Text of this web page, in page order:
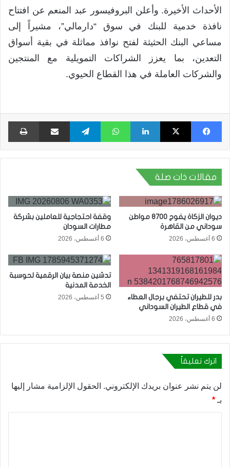
الأحداث الأخيرة. وأعلن البروفيسور عبد المنعم عن افتتاح
نافذة خدمية للبنك في سوق “دارمالي”، مشيراً إلى
مساعي البنك الحثيثة لفتح نوافذ مماثلة في بقية أسواق
التعدين، بما يعزز الشراكات التمويلية مع المنتجين
والشركات العاملة في هذا القطاع الحيوي.
فيسبوك X لينكدإن واتساب تيلقرام مشاركة عبر البريد
مقالات ذات صلة
ديوان الزكاة يفوج 8700 مواطن
سوداني من القاهرة
6 أغسطس، 2026
وقفة احتجاجية للعاملين بشركة
مطارات السودان
6 أغسطس، 2026
بدر للطيران تحتفي برجال العطاء
في قطاع الطيران السوداني
6 أغسطس، 2026
تدشين منصة بيان الرقمية لحوسبة
الخدمة المدنية
5 أغسطس، 2026
اترك تعليقاً
لن يتم نشر عنوان بريدك الإلكتروني. الحقول الإلزامية مشار إليها
بـ *